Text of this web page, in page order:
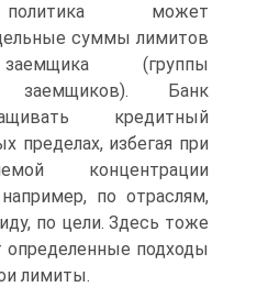
может
суммы лимитов
(группы
заемщиков). Банк
кредитный
пределах, избегая при
концентрации
по отраслям,
по цели. Здесь тоже
подходы
лимиты.